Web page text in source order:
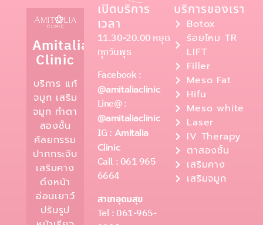
Amitalia
Clinic
บริการ แก้
จมูก เสริม
จมูก ทำตา
สองชั้น
ศัลยกรรม
ปากกระจับ
เสริมคาง
ดึงหน้า
อ่อนเยาว์
ปรับรูป
เปิดบริการ
เวลา
11.30-20.00 หยุด
ทุกวันพุธ
Facebook :
@amitaliaclinic
Line@ :
@amitaliaclinic
IG : Amitalia
Clinic
Call : 061 965
6664
สาขาอุดมสุข
Tel : 061-965-
บริการของเรา
Botox
ร้อยไหม TR
LIFT
Filler
Meso Fat
Hifu
Meso white
Laser
IV Therapy
ตาสองชั้น
เสริมคาง
เสริมจมูก